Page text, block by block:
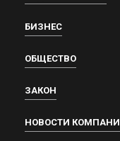
БИЗНЕС
ОБЩЕСТВО
ЗАКОН
НОВОСТИ